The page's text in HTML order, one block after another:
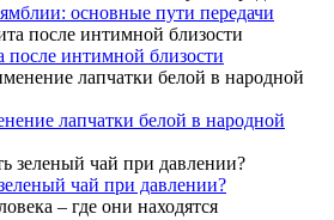
основные пути передачи
интимной близости
лапчатки белой в народной
чай при давлении?